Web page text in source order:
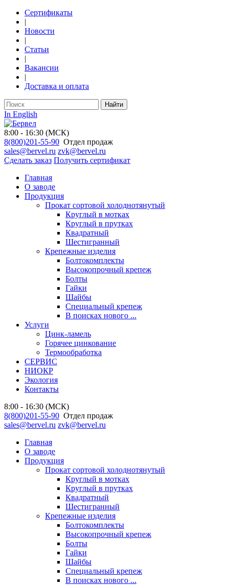
Сертификаты
|
Новости
|
Статьи
|
Вакансии
|
Доставка и оплата
Найти
In English
8:00 - 16:30 (МСК)
8(800)201-55-90 Отдел продаж
sales@bervel.ru zvk@bervel.ru
Сделать заказ Получить сертификат
Главная
О заводе
Продукция
Прокат сортовой холоднотянутый
Круглый в мотках
Круглый в прутках
Квадратный
Шестигранный
Крепежные изделия
Болтокомплекты
Высокопрочный крепеж
Болты
Гайки
Шайбы
Специальный крепеж
В поисках нового ...
Услуги
Цинк-ламель
Горячее цинкование
Термообработка
СЕРВИС
НИОКР
Экология
Контакты
8:00 - 16:30 (МСК)
8(800)201-55-90 Отдел продаж
sales@bervel.ru zvk@bervel.ru
Главная
О заводе
Продукция
Прокат сортовой холоднотянутый
Круглый в мотках
Круглый в прутках
Квадратный
Шестигранный
Крепежные изделия
Болтокомплекты
Высокопрочный крепеж
Болты
Гайки
Шайбы
Специальный крепеж
В поисках нового ...